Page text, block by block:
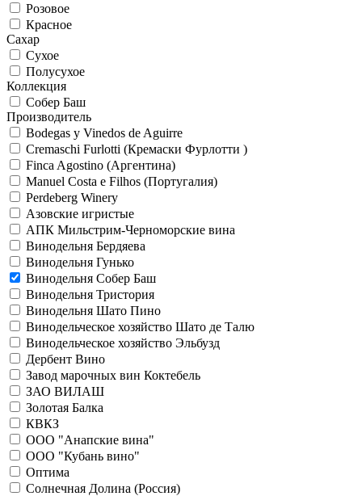
Розовое
Красное
Сахар
Сухое
Полусухое
Коллекция
Собер Баш
Производитель
Bodegas y Vinedos de Aguirre
Cremaschi Furlotti (Кремаски Фурлотти )
Finca Agostino (Аргентина)
Manuel Costa e Filhos (Португалия)
Perdeberg Winery
Азовские игристые
АПК Мильстрим-Черноморские вина
Винодельня Бердяева
Винодельня Гунько
Винодельня Собер Баш
Винодельня Тристория
Винодельня Шато Пино
Винодельческое хозяйство Шато де Талю
Винодельческое хозяйство Эльбузд
Дербент Вино
Завод марочных вин Коктебель
ЗАО ВИЛАШ
Золотая Балка
КВКЗ
ООО "Анапские вина"
ООО "Кубань вино"
Оптима
Солнечная Долина (Россия)